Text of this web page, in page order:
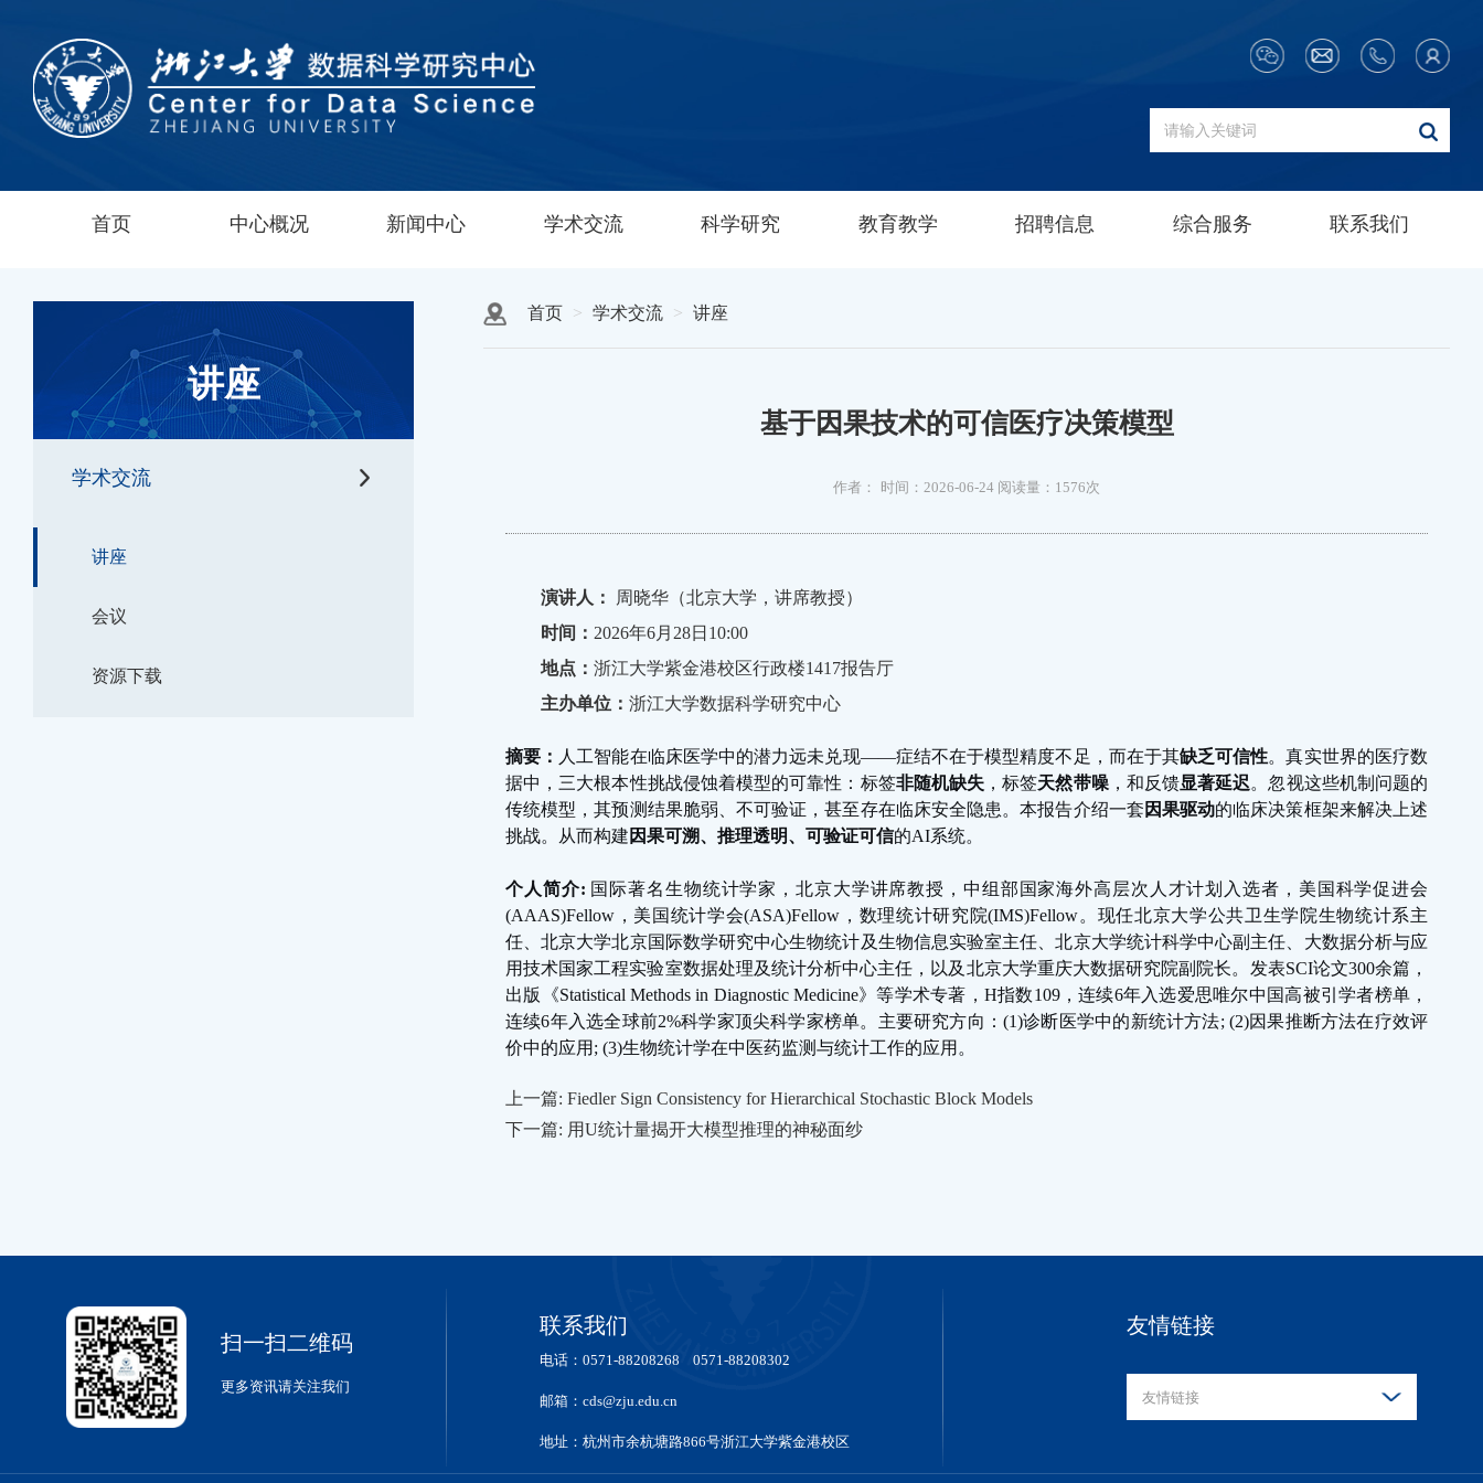
首页 中心概况 新闻中心 学术交流 科学研究 教育教学 招聘信息 综合服务 联系我们
讲座
学术交流
讲座
会议
资源下载
首页 学术交流 讲座
基于因果技术的可信医疗决策模型
作者： 时间：2026-06-24 阅读量：1576次
演讲人：
周晓华（北京大学，讲席教授）
时间： 2026年6月28日10:00
地点： 浙江大学紫金港校区行政楼1417报告厅
主办单位： 浙江大学数据科学研究中心
摘要： 人工智能在临床医学中的潜力远未兑现——症结不在于模型精度不足，而在于其缺乏可信性。真实世界的医疗数
据中，三大根本性挑战侵蚀着模型的可靠性：标签非随机缺失 ，标签天然带噪，和反馈显著延迟。忽视这些机制问题的
传统模型，其预测结果脆弱、不可验证，甚至存在临床安全隐患。本报告介绍一套 因果驱动的临床决策框架来解决上述
挑战。从而构建 因果可溯、推理透明、可验证可信的AI系统。
个人简介: 国际著名生物统计学家，北京大学讲席教授，中组部国家海外高层次人才计划入选者，美国科学促进会
(AAAS)Fellow ，美国统计学会(ASA)Fellow ，数理统计研究院(IMS)Fellow。现任北京大学公共卫生学院生物统计系主
任、北京大学北京国际数学研究中心生物统计及生物信息实验室主任、北京大学统计科学中心副主任、大数据分析与应
用技术国家工程实验室数据处理及统计分析中心主任，以及北京大学重庆大数据研究院副院长。发表SCI论文300余篇，
出版《Statistical Methods in Diagnostic Medicine》等学术专著， H指数109，连续6年入选爱思唯尔中国高被引学者榜单，
连续6年入选全球前2%科学家顶尖科学家榜单。主要研究方向：(1)诊断医学中的新统计方法; (2)因果推断方法在疗效评
价中的应用 ; (3)生物统计学在中医药监测与统计工作的应用。
上一篇: Fiedler Sign Consistency for Hierarchical Stochastic Block Models
下一篇: 用U统计量揭开大模型推理的神秘面纱
扫一扫二维码
更多资讯请关注我们
联系我们
电话：0571-88208268 0571-88208302
邮箱：cds@zju.edu.cn
地址：杭州市余杭塘路866号浙江大学紫金港校区
友情链接
友情链接